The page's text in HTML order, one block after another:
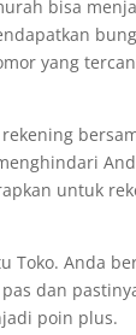
bisa
yang
untuk
Toko. Anda
dan
poin plus.